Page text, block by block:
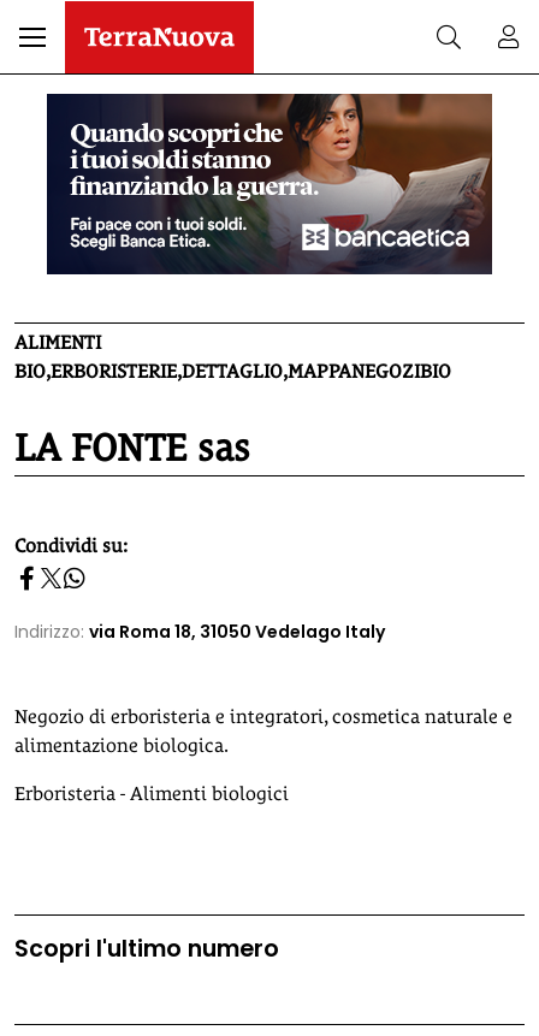
ALIMENTI
BIO,ERBORISTERIE,DETTAGLIO,MAPPANEGOZIBIO
LA FONTE sas
homepage h2
Condividi su:
Indirizzo: via Roma 18, 31050 Vedelago Italy
Negozio di erboristeria e integratori, cosmetica naturale e
alimentazione biologica.
Erboristeria - Alimenti biologici
Scopri l'ultimo numero